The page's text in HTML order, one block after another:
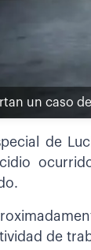
un caso
de
de